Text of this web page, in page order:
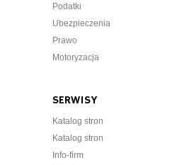
Podatki
Ubezpieczenia
Prawo
Motoryzacja
SERWISY
Katalog stron
Katalog stron
Info-firm